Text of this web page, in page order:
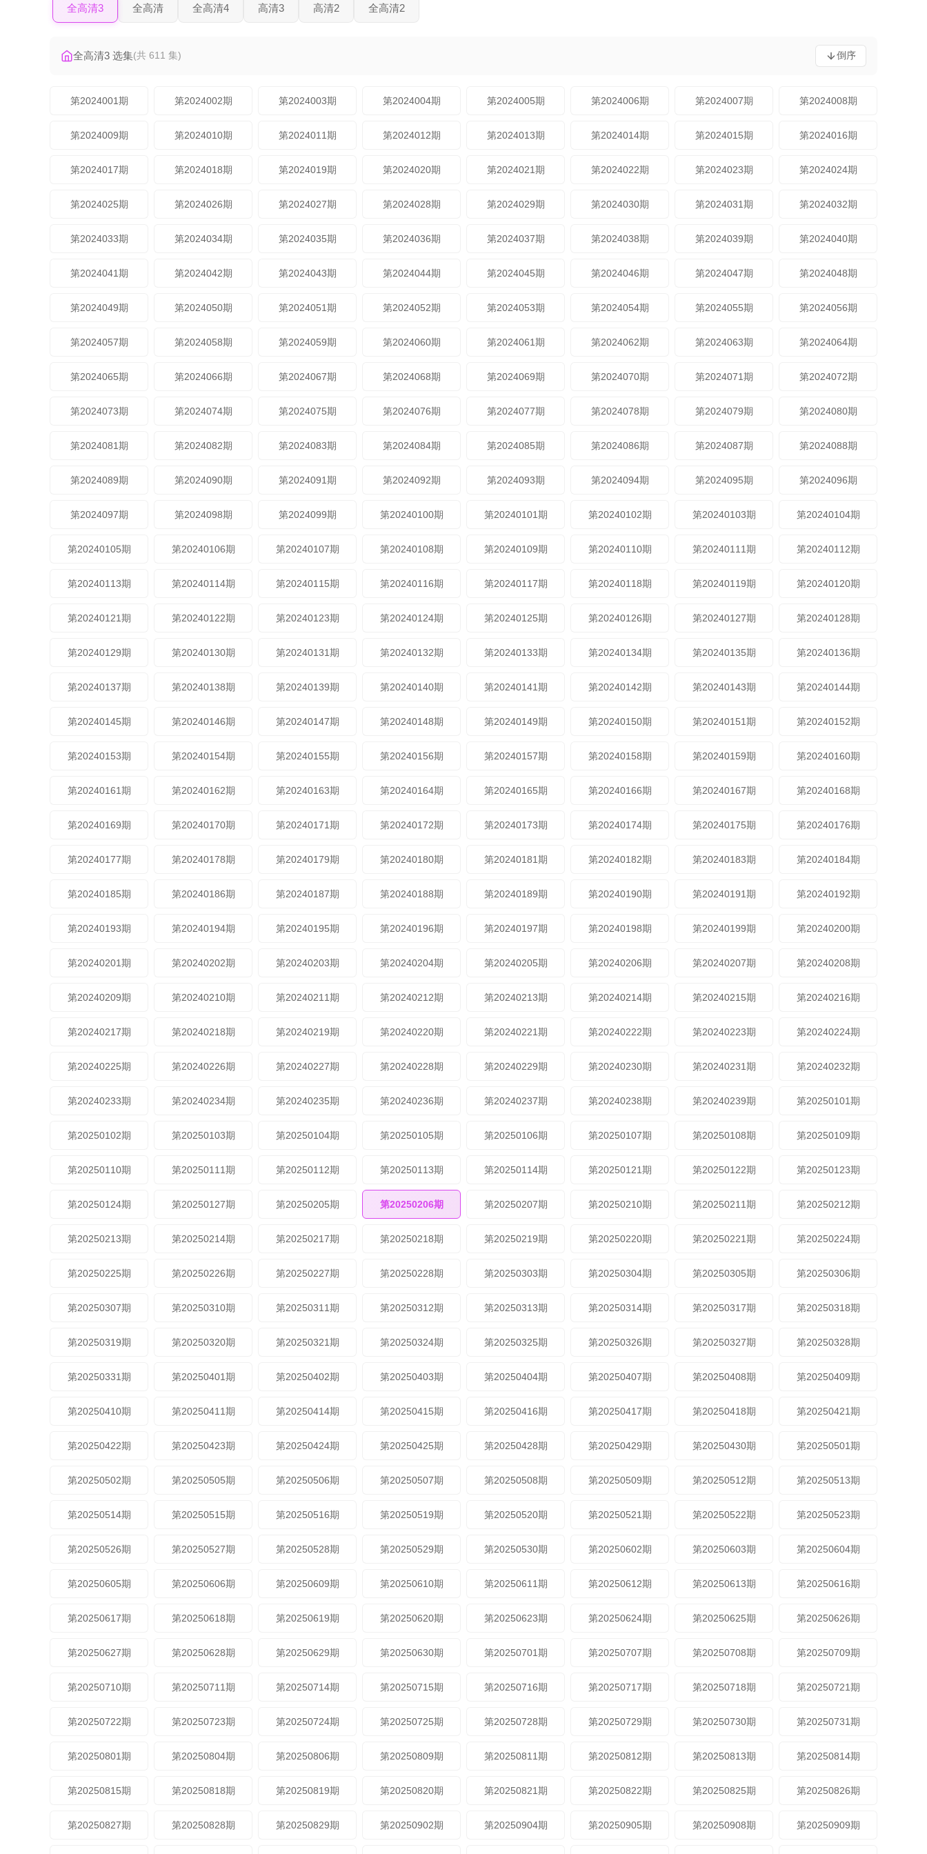
全高清3 全高清 全高清4 高清3 高清2 全高清2
全高清3 选集(共 611 集) 倒序
第2024001期 第2024002期 第2024003期 第2024004期 第2024005期 第2024006期 第2024007期 第2024008期
第2024009期 第2024010期 第2024011期 第2024012期 第2024013期 第2024014期 第2024015期 第2024016期
第2024017期 第2024018期 第2024019期 第2024020期 第2024021期 第2024022期 第2024023期 第2024024期
第2024025期 第2024026期 第2024027期 第2024028期 第2024029期 第2024030期 第2024031期 第2024032期
第2024033期 第2024034期 第2024035期 第2024036期 第2024037期 第2024038期 第2024039期 第2024040期
第2024041期 第2024042期 第2024043期 第2024044期 第2024045期 第2024046期 第2024047期 第2024048期
第2024049期 第2024050期 第2024051期 第2024052期 第2024053期 第2024054期 第2024055期 第2024056期
第2024057期 第2024058期 第2024059期 第2024060期 第2024061期 第2024062期 第2024063期 第2024064期
第2024065期 第2024066期 第2024067期 第2024068期 第2024069期 第2024070期 第2024071期 第2024072期
第2024073期 第2024074期 第2024075期 第2024076期 第2024077期 第2024078期 第2024079期 第2024080期
第2024081期 第2024082期 第2024083期 第2024084期 第2024085期 第2024086期 第2024087期 第2024088期
第2024089期 第2024090期 第2024091期 第2024092期 第2024093期 第2024094期 第2024095期 第2024096期
第2024097期 第2024098期 第2024099期 第20240100期 第20240101期 第20240102期 第20240103期 第20240104期
第20240105期 第20240106期 第20240107期 第20240108期 第20240109期 第20240110期 第20240111期 第20240112期
第20240113期 第20240114期 第20240115期 第20240116期 第20240117期 第20240118期 第20240119期 第20240120期
第20240121期 第20240122期 第20240123期 第20240124期 第20240125期 第20240126期 第20240127期 第20240128期
第20240129期 第20240130期 第20240131期 第20240132期 第20240133期 第20240134期 第20240135期 第20240136期
第20240137期 第20240138期 第20240139期 第20240140期 第20240141期 第20240142期 第20240143期 第20240144期
第20240145期 第20240146期 第20240147期 第20240148期 第20240149期 第20240150期 第20240151期 第20240152期
第20240153期 第20240154期 第20240155期 第20240156期 第20240157期 第20240158期 第20240159期 第20240160期
第20240161期 第20240162期 第20240163期 第20240164期 第20240165期 第20240166期 第20240167期 第20240168期
第20240169期 第20240170期 第20240171期 第20240172期 第20240173期 第20240174期 第20240175期 第20240176期
第20240177期 第20240178期 第20240179期 第20240180期 第20240181期 第20240182期 第20240183期 第20240184期
第20240185期 第20240186期 第20240187期 第20240188期 第20240189期 第20240190期 第20240191期 第20240192期
第20240193期 第20240194期 第20240195期 第20240196期 第20240197期 第20240198期 第20240199期 第20240200期
第20240201期 第20240202期 第20240203期 第20240204期 第20240205期 第20240206期 第20240207期 第20240208期
第20240209期 第20240210期 第20240211期 第20240212期 第20240213期 第20240214期 第20240215期 第20240216期
第20240217期 第20240218期 第20240219期 第20240220期 第20240221期 第20240222期 第20240223期 第20240224期
第20240225期 第20240226期 第20240227期 第20240228期 第20240229期 第20240230期 第20240231期 第20240232期
第20240233期 第20240234期 第20240235期 第20240236期 第20240237期 第20240238期 第20240239期 第20250101期
第20250102期 第20250103期 第20250104期 第20250105期 第20250106期 第20250107期 第20250108期 第20250109期
第20250110期 第20250111期 第20250112期 第20250113期 第20250114期 第20250121期 第20250122期 第20250123期
第20250124期 第20250127期 第20250205期 第20250206期 第20250207期 第20250210期 第20250211期 第20250212期
第20250213期 第20250214期 第20250217期 第20250218期 第20250219期 第20250220期 第20250221期 第20250224期
第20250225期 第20250226期 第20250227期 第20250228期 第20250303期 第20250304期 第20250305期 第20250306期
第20250307期 第20250310期 第20250311期 第20250312期 第20250313期 第20250314期 第20250317期 第20250318期
第20250319期 第20250320期 第20250321期 第20250324期 第20250325期 第20250326期 第20250327期 第20250328期
第20250331期 第20250401期 第20250402期 第20250403期 第20250404期 第20250407期 第20250408期 第20250409期
第20250410期 第20250411期 第20250414期 第20250415期 第20250416期 第20250417期 第20250418期 第20250421期
第20250422期 第20250423期 第20250424期 第20250425期 第20250428期 第20250429期 第20250430期 第20250501期
第20250502期 第20250505期 第20250506期 第20250507期 第20250508期 第20250509期 第20250512期 第20250513期
第20250514期 第20250515期 第20250516期 第20250519期 第20250520期 第20250521期 第20250522期 第20250523期
第20250526期 第20250527期 第20250528期 第20250529期 第20250530期 第20250602期 第20250603期 第20250604期
第20250605期 第20250606期 第20250609期 第20250610期 第20250611期 第20250612期 第20250613期 第20250616期
第20250617期 第20250618期 第20250619期 第20250620期 第20250623期 第20250624期 第20250625期 第20250626期
第20250627期 第20250628期 第20250629期 第20250630期 第20250701期 第20250707期 第20250708期 第20250709期
第20250710期 第20250711期 第20250714期 第20250715期 第20250716期 第20250717期 第20250718期 第20250721期
第20250722期 第20250723期 第20250724期 第20250725期 第20250728期 第20250729期 第20250730期 第20250731期
第20250801期 第20250804期 第20250806期 第20250809期 第20250811期 第20250812期 第20250813期 第20250814期
第20250815期 第20250818期 第20250819期 第20250820期 第20250821期 第20250822期 第20250825期 第20250826期
第20250827期 第20250828期 第20250829期 第20250902期 第20250904期 第20250905期 第20250908期 第20250909期